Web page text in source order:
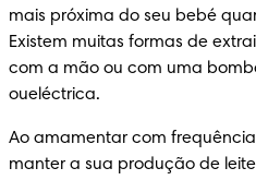
mais próxima do seu bebé
Existem muitas formas de
com a mão ou com uma
oueléctrica.
Ao amamentar com
manter a sua produção de